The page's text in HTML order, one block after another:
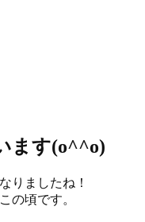
ます(o^^o)
りましたね！
の頃です。